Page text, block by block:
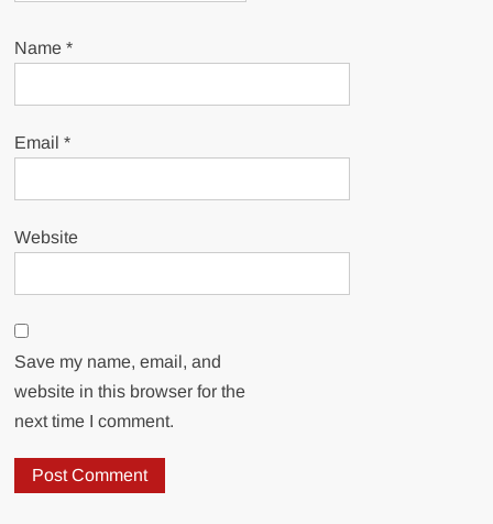
Name*
Email*
Website
Save my name, email, and
website in this browser for the
next time I comment.